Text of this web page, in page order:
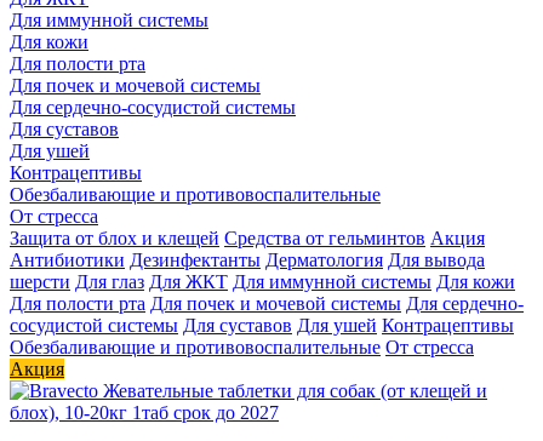
Для иммунной системы
Для кожи
Для полости рта
Для почек и мочевой системы
Для сердечно-сосудистой системы
Для суставов
Для ушей
Контрацептивы
Обезбаливающие и противовоспалительные
От стресса
Защита от блох и клещей Средства от гельминтов Акция
Антибиотики Дезинфектанты Дерматология Для вывода
шерсти Для глаз Для ЖКТ Для иммунной системы Для кожи
Для полости рта Для почек и мочевой системы Для сердечно-
сосудистой системы Для суставов Для ушей Контрацептивы
Обезбаливающие и противовоспалительные От стресса
Акция